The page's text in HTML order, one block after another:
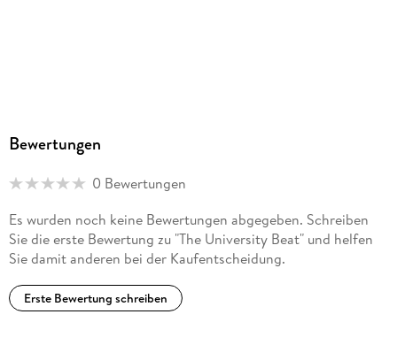
Bewertungen
0 Bewertungen
Es wurden noch keine Bewertungen abgegeben. Schreiben
Sie die erste Bewertung zu "The University Beat" und helfen
Sie damit anderen bei der Kaufentscheidung.
Erste Bewertung schreiben